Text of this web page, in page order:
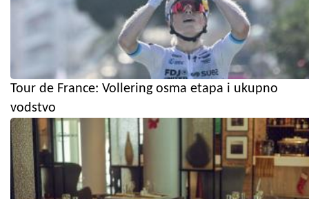
Tour de France: Vollering osma etapa i ukupno
vodstvo